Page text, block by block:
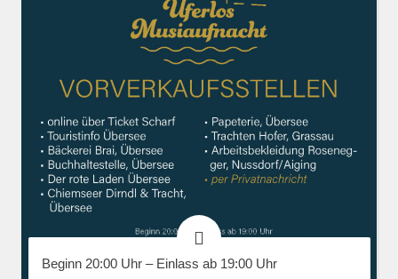
Beginn 20:00 Uhr – Einlass ab 19:00 Uhr